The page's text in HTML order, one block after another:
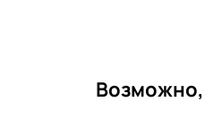
Возможно,